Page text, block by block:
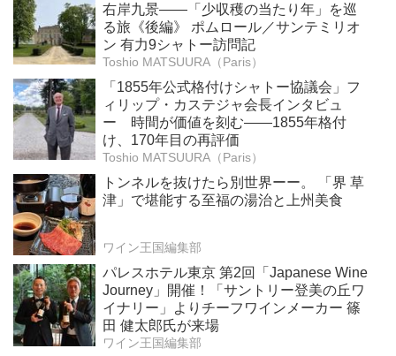
右岸九景――「少収穫の当たり年」を巡
る旅《後編》 ポムロール／サンテミリオ
ン 有力9シャトー訪問記
Toshio MATSUURA（Paris）
「1855年公式格付けシャトー協議会」フ
ィリップ・カステジャ会長インタビュ
ー 時間が価値を刻む——1855年格付
け、170年目の再評価
Toshio MATSUURA（Paris）
トンネルを抜けたら別世界ーー。 「界 草
津」で堪能する至福の湯治と上州美食
ワイン王国編集部
パレスホテル東京 第2回「Japanese Wine
Journey」開催！「サントリー登美の丘ワ
イナリー」よりチーフワインメーカー 篠
田 健太郎氏が来場
ワイン王国編集部